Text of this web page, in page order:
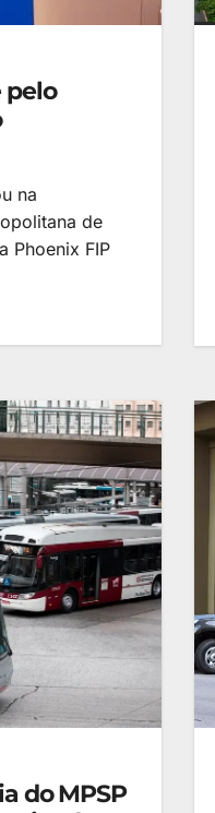
pelo
na
de
Phoenix FIP
do MPSP